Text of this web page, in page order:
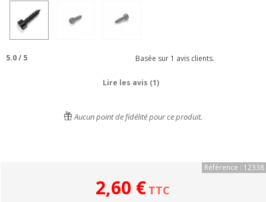
5.0/ 5 Basée sur 1 avis clients.
Lire les avis (1)
Aucun point de fidélité pour ce produit.
Référence : 12338
2,60 € TTC